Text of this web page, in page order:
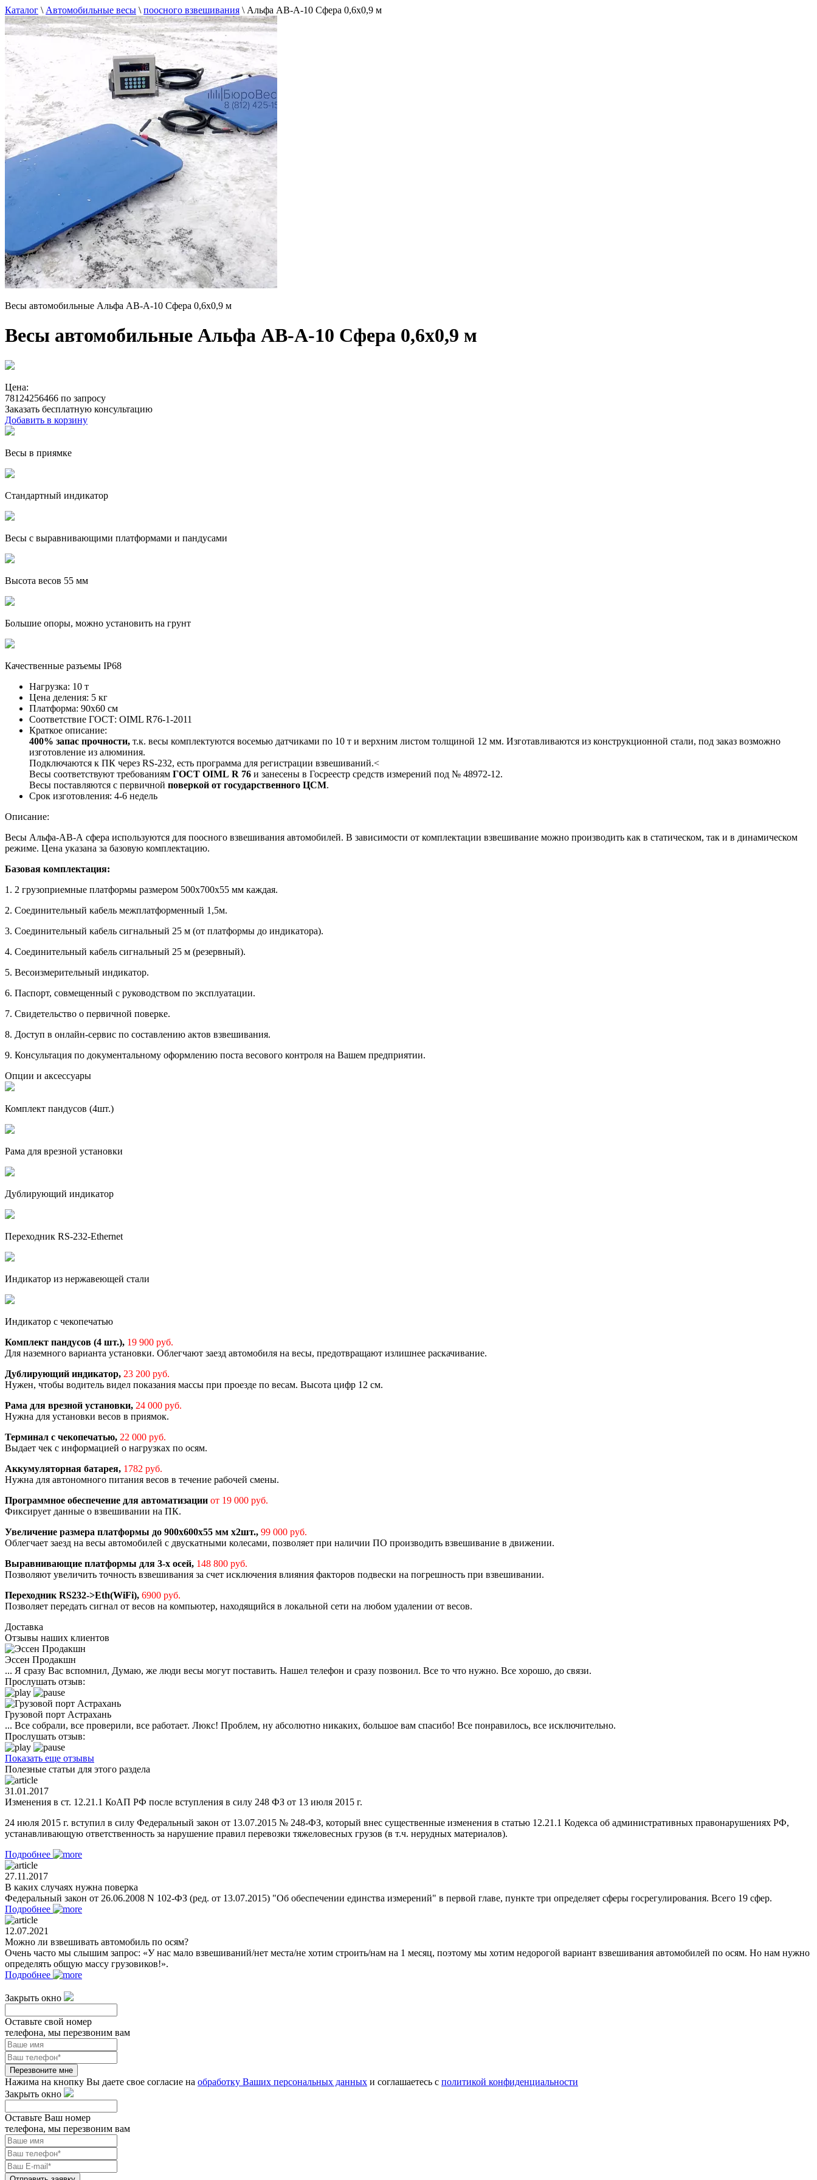
Каталог \ Автомобильные весы \ поосного взвешивания \ Альфа АВ-А-10 Сфера 0,6x0,9 м
Весы автомобильные Альфа АВ-А-10 Сфера 0,6x0,9 м
Весы автомобильные Альфа АВ-А-10 Сфера 0,6x0,9 м
Цена:
78124256466 по запросу
Заказать бесплатную консультацию
Добавить в корзину
Весы в приямке
Стандартный индикатор
Весы с выравнивающими платформами и пандусами
Высота весов 55 мм
Большие опоры, можно установить на грунт
Качественные разъемы IP68
Нагрузка: 10 т
Цена деления: 5 кг
Платформа: 90х60 см
Соответствие ГОСТ: OIML R76-1-2011
Краткое описание:
400% запас прочности, т.к. весы комплектуются восемью датчиками по 10 т и верхним листом толщиной 12 мм. Изготавливаются из конструкционной стали, под заказ возможно
изготовление из алюминия.
Подключаются к ПК через RS-232, есть программа для регистрации взвешиваний.<
Весы соответствуют требованиям ГОСТ OIML R 76 и занесены в Госреестр средств измерений под № 48972-12.
Весы поставляются с первичной поверкой от государственного ЦСМ.
Срок изготовления: 4-6 недель
Описание:
Весы Альфа-АВ-А сфера используются для поосного взвешивания автомобилей. В зависимости от комплектации взвешивание можно производить как в статическом, так и в динамическом
режиме. Цена указана за базовую комплектацию.
Базовая комплектация:
1. 2 грузоприемные платформы размером 500х700х55 мм каждая.
2. Соединительный кабель межплатформенный 1,5м.
3. Соединительный кабель сигнальный 25 м (от платформы до индикатора).
4. Соединительный кабель сигнальный 25 м (резервный).
5. Весоизмерительный индикатор.
6. Паспорт, совмещенный с руководством по эксплуатации.
7. Свидетельство о первичной поверке.
8. Доступ в онлайн-сервис по составлению актов взвешивания.
9. Консультация по документальному оформлению поста весового контроля на Вашем предприятии.
Опции и аксессуары
Комплект пандусов (4шт.)
Рама для врезной установки
Дублирующий индикатор
Переходник RS-232-Ethernet
Индикатор из нержавеющей стали
Индикатор с чекопечатью
Комплект пандусов (4 шт.), 19 900 руб.
Для наземного варианта установки. Облегчают заезд автомобиля на весы, предотвращают излишнее раскачивание.
Дублирующий индикатор, 23 200 руб.
Нужен, чтобы водитель видел показания массы при проезде по весам. Высота цифр 12 см.
Рама для врезной установки, 24 000 руб.
Нужна для установки весов в приямок.
Терминал с чекопечатью, 22 000 руб.
Выдает чек с информацией о нагрузках по осям.
Аккумуляторная батарея, 1782 руб.
Нужна для автономного питания весов в течение рабочей смены.
Программное обеспечение для автоматизации от 19 000 руб.
Фиксирует данные о взвешивании на ПК.
Увеличение размера платформы до 900х600х55 мм х2шт., 99 000 руб.
Облегчает заезд на весы автомобилей с двускатными колесами, позволяет при наличии ПО производить взвешивание в движении.
Выравнивающие платформы для 3-х осей, 148 800 руб.
Позволяют увеличить точность взвешивания за счет исключения влияния факторов подвески на погрешность при взвешивании.
Переходник RS232->Eth(WiFi), 6900 руб.
Позволяет передать сигнал от весов на компьютер, находящийся в локальной сети на любом удалении от весов.
Доставка
Отзывы наших клиентов
Эссен Продакшн
... Я сразу Вас вспомнил, Думаю, же люди весы могут поставить. Нашел телефон и сразу позвонил. Все то что нужно. Все хорошо, до связи.
Прослушать отзыв:
Грузовой порт Астрахань
... Все собрали, все проверили, все работает. Люкс! Проблем, ну абсолютно никаких, большое вам спасибо! Все понравилось, все исключительно.
Прослушать отзыв:
Показать еще отзывы
Полезные статьи для этого раздела
31.01.2017
Изменения в ст. 12.21.1 КоАП РФ после вступления в силу 248 ФЗ от 13 июля 2015 г.
24 июля 2015 г. вступил в силу Федеральный закон от 13.07.2015 № 248-ФЗ, который внес существенные изменения в статью 12.21.1 Кодекса об административных правонарушениях РФ,
устанавливающую ответственность за нарушение правил перевозки тяжеловесных грузов (в т.ч. нерудных материалов).
Подробнее
27.11.2017
В каких случаях нужна поверка
Федеральный закон от 26.06.2008 N 102-ФЗ (ред. от 13.07.2015) "Об обеспечении единства измерений" в первой главе, пункте три определяет сферы госрегулирования. Всего 19 сфер.
Подробнее
12.07.2021
Можно ли взвешивать автомобиль по осям?
Очень часто мы слышим запрос: «У нас мало взвешиваний/нет места/не хотим строить/нам на 1 месяц, поэтому мы хотим недорогой вариант взвешивания автомобилей по осям. Но нам нужно
определять общую массу грузовиков!».
Подробнее
Закрыть окно
Оставьте свой номер
телефона, мы перезвоним вам
Перезвоните мне
Нажима на кнопку Вы даете свое согласие на обработку Ваших персональных данных и соглашаетесь с политикой конфиденциальности
Закрыть окно
Оставьте Ваш номер
телефона, мы перезвоним вам